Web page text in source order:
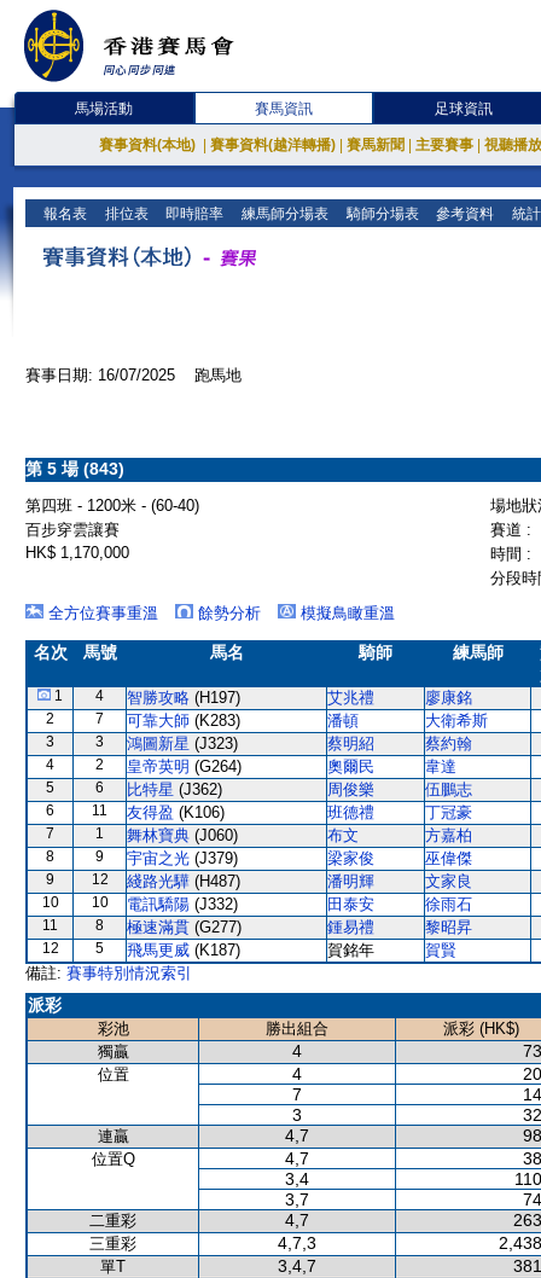
馬場活動 賽馬資訊 足球資訊
賽事資料(本地) 賽事資料(越洋轉播) 賽馬新聞 主要賽事 視聽播
報名表 排位表 即時賠率 練馬師分場表 騎師分場表 參考資料 統
賽事日期: 16/07/2025 跑馬地
第 5 場 (843)
第四班 - 1200米 - (60-40)
場地
百步穿雲讓賽
賽道 :
HK$ 1,170,000
時間 :
分段
全方位賽事重溫
餘勢分析 模擬鳥瞰重溫
名次 馬號 馬名 騎師 練馬師
1 4 智勝攻略 (H197) 艾兆禮 廖康銘
2 7 可靠大師 (K283) 潘頓 大衛希斯
3 3 鴻圖新星 (J323) 蔡明紹 蔡約翰
4 2 皇帝英明 (G264) 奧爾民 韋達
5 6 比特星 (J362) 周俊樂 伍鵬志
6 11 友得盈 (K106) 班德禮 丁冠豪
7 1 舞林寶典 (J060) 布文 方嘉柏
8 9 宇宙之光 (J379) 梁家俊 巫偉傑
9 12 綫路光驊 (H487) 潘明輝 文家良
10 10 電訊驕陽 (J332) 田泰安 徐雨石
11 8 極速滿貫 (G277) 鍾易禮 黎昭昇
12 5 飛馬更威 (K187) 賀銘年
賀賢
備註: 賽事特別情況索引
派彩
彩池 勝出組合
派彩 (HK$)
獨贏
4
位置 4
7
3
連贏 4,7
位置Q 4,7
3,4
3,7
二重彩 4,7
三重彩 4,7,3
單T 3,4,7